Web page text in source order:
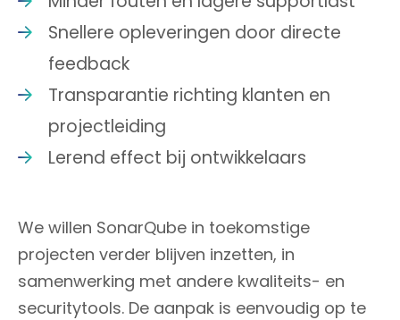
Snellere opleveringen door directe
feedback
Transparantie richting klanten en
projectleiding
Lerend effect bij ontwikkelaars
We willen SonarQube in toekomstige
projecten verder blijven inzetten, in
samenwerking met andere kwaliteits- en
securitytools. De aanpak is eenvoudig op te